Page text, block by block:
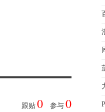
跟贴 0 参与 0